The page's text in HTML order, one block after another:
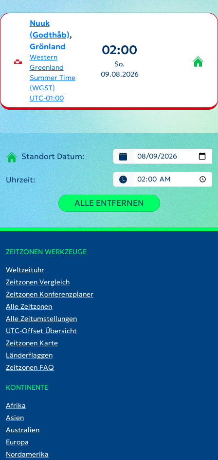
Nuuk
(Godthåb),
Grönland
Western
Greenland
Summer Time
(WGST)
UTC-01:00
02:00
So.
09.08.2026
Standort Datum:
Uhrzeit:
ALLE ENTFERNEN
ZEITZONEN WERKZEUGE
Weltzeituhr
Zeitzonen Vergleich
Zeitzonen Konferenzplaner
Alle Zeitzonen
Alle Zeitumstellungen
UTC-Offset Übersicht
Zeitzonen Karte
Länderflaggen
Zeitzonen FAQ
KONTINENTE
Afrika
Asien
Australien
Europa
Nordamerika